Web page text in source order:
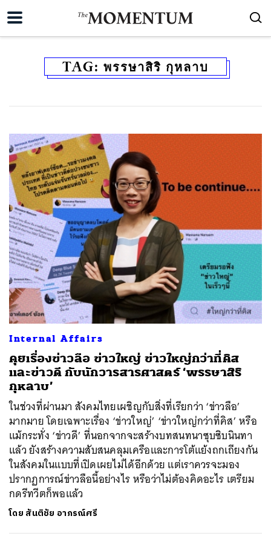
TAG: พรรษาสิริ กุหลาบ
Internal Affairs
คุยเรื่องข่าวลือ ข่าวใหญ่ ข่าวใหญ่กว่าที่คิส
และข่าวดี กับนักวารสารศาสตร์ ‘พรรษาสิริ
กุหลาบ’
ในช่วงที่ผ่านมา สังคมไทยเผชิญกับสิ่งที่เรียกว่า ‘ข่าวลือ’
มากมาย โดยเฉพาะเรื่อง ‘ข่าวใหญ่’ ‘ข่าวใหญ่กว่าที่คิส’ หรือ
แม้กระทั่ง ‘ข่าวดี’ ที่นอกจากจะสร้างบทสนทนาซุบซิบนินทา
แล้ว ยังสร้างความสับสนคลุมเครือและการโต้แย้งถกเถียงกัน
ในสังคมในแบบที่เปิดเผยไม่ได้อีกด้วย แต่เราควรจะมอง
ปรากฏการณ์ข่าวลือนี้อย่างไร หรือว่าไม่ต้องคิดอะไร เตรียม
กดรีทวีตก็พอแล้ว
โดย สันติชัย อาภรณ์ศรี
ค้นหา